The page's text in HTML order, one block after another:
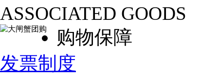
ASSOCIATED GOODS
购物保障
发票制度